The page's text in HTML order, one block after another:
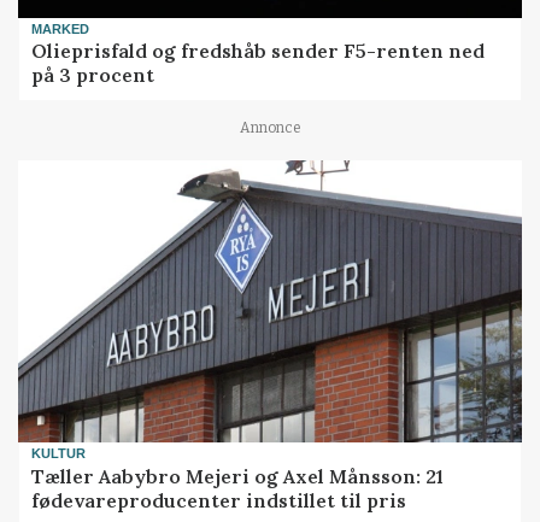
MARKED
Olieprisfald og fredshåb sender F5-renten ned
på 3 procent
Annonce
KULTUR
Tæller Aabybro Mejeri og Axel Månsson: 21
fødevareproducenter indstillet til pris